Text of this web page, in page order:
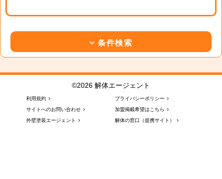
条件検索
©2026 解体エージェント
利用規約
プライバシーポリシー
サイトへのお問い合わせ
加盟掲載希望はこちら
外壁塗装エージェント
解体の窓口（提携サイト）